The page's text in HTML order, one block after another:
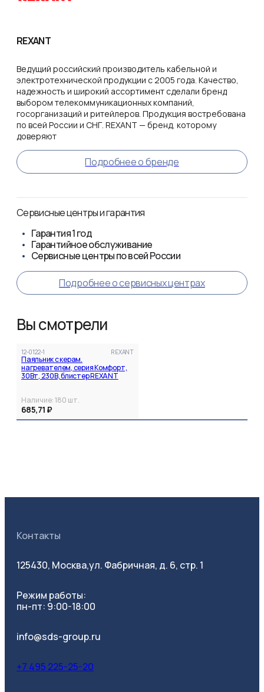
REXANT
Ведущий российский производитель кабельной и
электротехнической продукции с 2005 года. Качество,
надежность и широкий ассортимент сделали бренд
выбором телекоммуникационных компаний,
госорганизаций и ритейлеров. Продукция востребована
по всей России и СНГ. REXANT — бренд, которому
доверяют
Подробнее о бренде
Сервисные центры и гарантия
Гарантия1 год
Гарантийное обслуживание
Сервисные центры по всей России
Подробнее о сервисных центрах
Вы смотрели
12-0122-1 REXANT
Паяльник с керам.
нагревателем, серия Комфорт,
30Вт, 230В, блистер REXANT
Наличие:180 шт.
685,71 ₽
Контакты
125430, Москва,ул. Фабричная, д. 6, стр. 1
Режим работы:
пн-пт: 9:00-18:00
info@sds-group.ru
+7 495 225-25-20